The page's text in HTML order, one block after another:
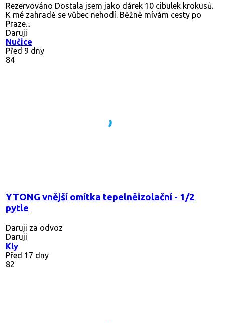
Rezervováno Dostala jsem jako dárek 10 cibulek krokusů.
K mé zahradě se vůbec nehodí. Běžně mívám cesty po
Praze...
Daruji
Nučice
Před 9 dny
84
YTONG vnější omítka tepelněizolační - 1/2
pytle
Daruji za odvoz
Daruji
Kly
Před 17 dny
82